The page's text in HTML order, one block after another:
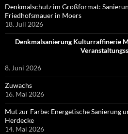
Denkmalschutz im Großformat:
Friedhofsmauer in Moers
18. Juli 2026
Denkmalsanierung Kulturraffinerie
8. Juni 2026
Zuwachs
16. Mai 2026
Mut zur Farbe: Energetische Sanierung
Herdecke
14. Mai 2026